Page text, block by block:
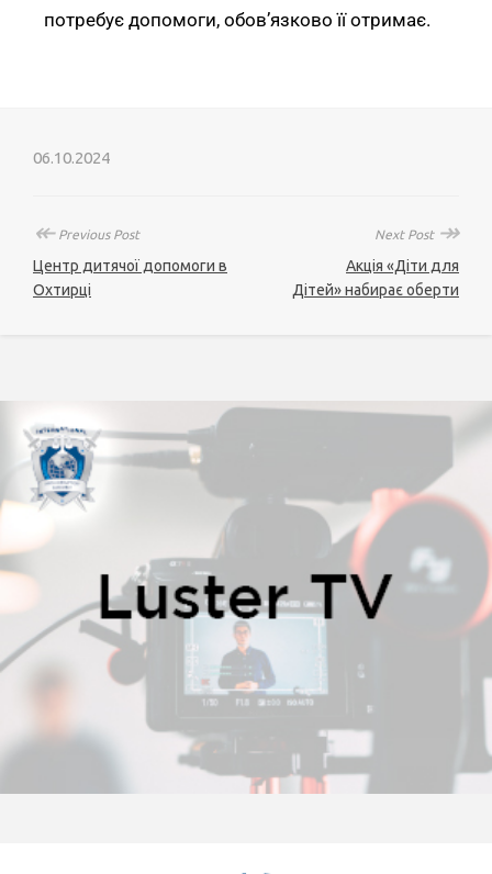
потребує допомоги, обов’язково її отримає.
06.10.2024
↞Previous Post
Центр дитячої допомоги в
Охтирці
Next Post ↠
Акція «Діти для
Дітей» набирає оберти